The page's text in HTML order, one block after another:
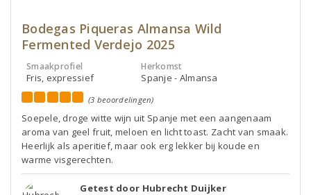
Bodegas Piqueras Almansa Wild
Fermented Verdejo 2025
Smaakprofiel
Fris, expressief
Herkomst
Spanje - Almansa
(3 beoordelingen)
Soepele, droge witte wijn uit Spanje met een aangenaam
aroma van geel fruit, meloen en licht toast. Zacht van smaak.
Heerlijk als aperitief, maar ook erg lekker bij koude en
warme visgerechten.
Getest door Hubrecht Duijker